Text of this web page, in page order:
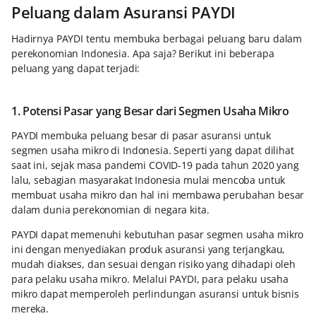
Peluang dalam Asuransi PAYDI
Hadirnya PAYDI tentu membuka berbagai peluang baru dalam
perekonomian Indonesia. Apa saja? Berikut ini beberapa
peluang yang dapat terjadi:
1. Potensi Pasar yang Besar dari Segmen Usaha Mikro
PAYDI membuka peluang besar di pasar asuransi untuk
segmen usaha mikro di Indonesia. Seperti yang dapat dilihat
saat ini, sejak masa pandemi COVID-19 pada tahun 2020 yang
lalu, sebagian masyarakat Indonesia mulai mencoba untuk
membuat usaha mikro dan hal ini membawa perubahan besar
dalam dunia perekonomian di negara kita.
PAYDI dapat memenuhi kebutuhan pasar segmen usaha mikro
ini dengan menyediakan produk asuransi yang terjangkau,
mudah diakses, dan sesuai dengan risiko yang dihadapi oleh
para pelaku usaha mikro. Melalui PAYDI, para pelaku usaha
mikro dapat memperoleh perlindungan asuransi untuk bisnis
mereka.